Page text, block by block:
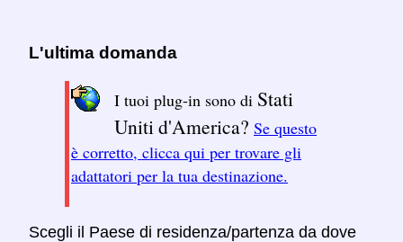
L'ultima domanda
I tuoi plug-in sono di Stati
Uniti d'America? Se questo
è corretto, clicca qui per trovare gli
adattatori per la tua destinazione.
Scegli il Paese di residenza/partenza da dove